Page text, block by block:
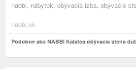
nabbi, nábytok, obývacia izba, obývacie
nabbi.sk
Podobne ako NABBI Kalatea obývacia stena